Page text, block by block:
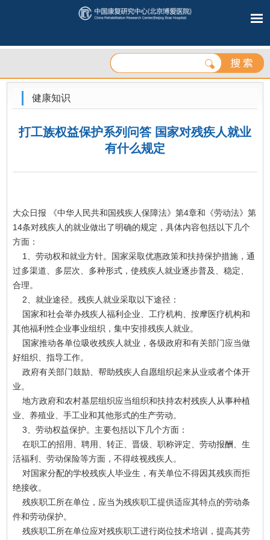
健康知识
打工族权益保护系列问答 国家对残疾人就业
有什么规定
大众日报 《中华人民共和国残疾人保障法》第4章和《劳动法》第
14条对残疾人的就业做出了明确的规定，具体内容包括以下几个
方面：
1、劳动权和就业方针。国家采取优惠政策和扶持保护措施，通
过多渠道、多层次、多种形式，使残疾人就业逐步普及、稳定、
合理。
2、就业途径。残疾人就业采取以下途径：
国家和社会举办残疾人福利企业、工疗机构、按摩医疗机构和
其他福利性企业事业组织，集中安排残疾人就业。
国家推动各单位吸收残疾人就业，各级政府和有关部门应当做
好组织、指导工作。
政府有关部门鼓励、帮助残疾人自愿组织起来从业或者个体开
业。
地方政府和农村基层组织应当组织和扶持农村残疾人从事种植
业、养殖业、手工业和其他形式的生产劳动。
3、劳动权益保护。主要包括以下几个方面：
在职工的招用、聘用、转正、晋级、职称评定、劳动报酬、生
活福利、劳动保险等方面，不得歧视残疾人。
对国家分配的学校残疾人毕业生，有关单位不得因其残疾而拒
绝接收。
残疾职工所在单位，应当为残疾职工提供适应其特点的劳动条
件和劳动保护。
残疾职工所在单位应对残疾职工进行岗位技术培训，提高其劳